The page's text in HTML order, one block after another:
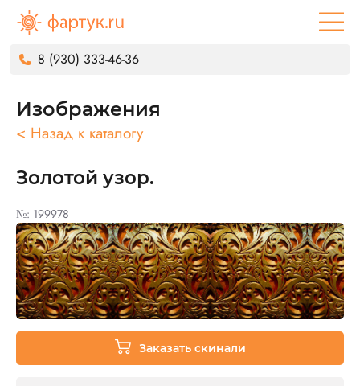
8 (930) 333-46-36
Изображения
< Назад к каталогу
Золотой узор.
№: 199978
Заказать скинали